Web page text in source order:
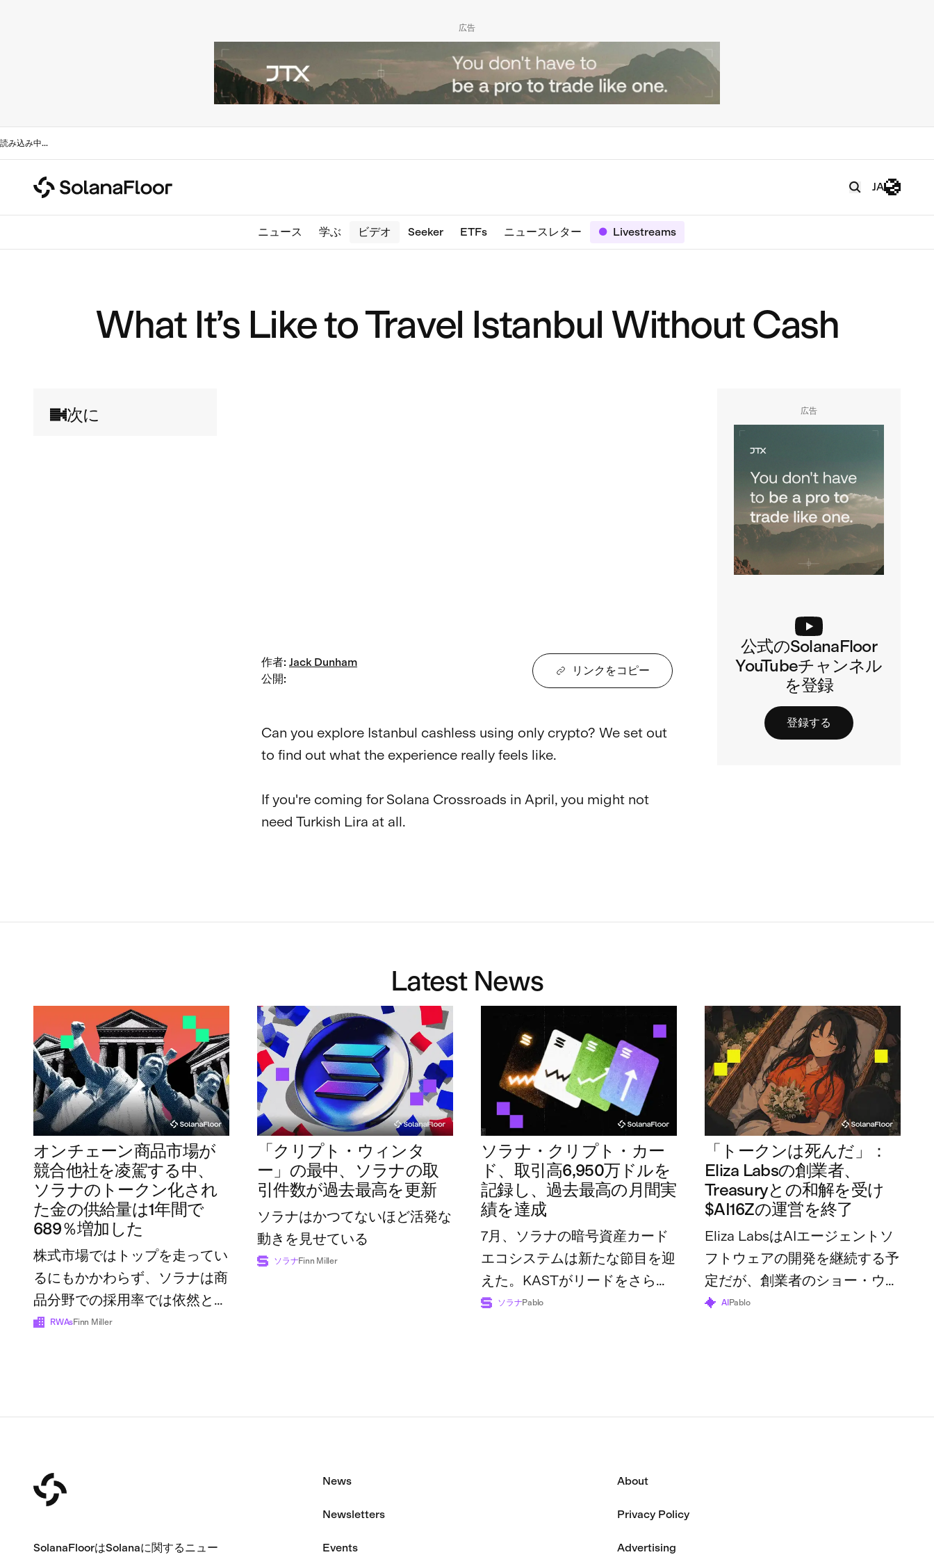
広告
読み込み中...
JA
ニュース 学ぶ ビデオ Seeker ETFs ニュースレター Livestreams
What It’s Like to Travel Istanbul Without Cash
次に
作者: Jack Dunham
公開:
リンクをコピー
Can you explore Istanbul cashless using only crypto? We set out
to find out what the experience really feels like.
If you're coming for Solana Crossroads in April, you might not
need Turkish Lira at all.
広告
公式のSolanaFloor
YouTubeチャンネル
を登録
登録する
Latest News
オンチェーン商品市場が
競合他社を凌駕する中、
ソラナのトークン化され
た金の供給量は1年間で
689％増加した
株式市場ではトップを走ってい
るにもかかわらず、ソラナは商
品分野での採用率では依然とし
て後れを取っている
RWAsFinn Miller
「クリプト・ウィンタ
ー」の最中、ソラナの取
引件数が過去最高を更新
ソラナはかつてないほど活発な
動きを見せている
ソラナFinn Miller
ソラナ・クリプト・カー
ド、取引高6,950万ドルを
記録し、過去最高の月間実
績を達成
7月、ソラナの暗号資産カード
エコシステムは新たな節目を迎
えた。KASTがリードをさらに
広げた一方で、業界全体の利用
ソラナPablo
「トークンは死んだ」：
Eliza Labsの創業者、
Treasuryとの和解を受け
$AI16Zの運営を終了
Eliza LabsはAIエージェントソ
フトウェアの開発を継続する予
定だが、創業者のショー・ウォ
ルターズ氏は、トークンとその
AI Pablo
SolanaFloorはSolanaに関するニュー
News
Newsletters
Events
About
Privacy Policy
Advertising